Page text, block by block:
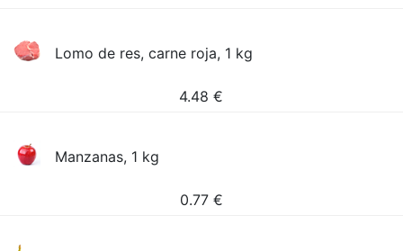
Lomo de res, carne roja, 1 kg
4.48 €
Manzanas, 1 kg
0.77 €